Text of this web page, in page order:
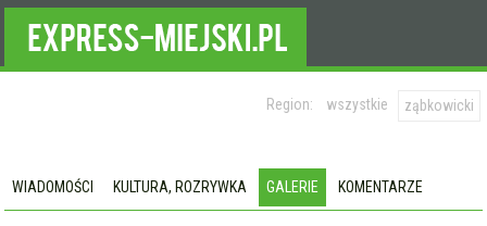
Region: wszystkie ząbkowicki
WIADOMOŚCI KULTURA, ROZRYWKA GALERIE KOMENTARZE